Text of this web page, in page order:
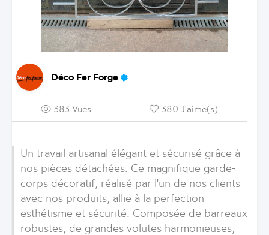
Déco Fer Forge
383 Vues 380 J'aime(s)
Un travail artisanal élégant et sécurisé grâce à
nos pièces détachées. Ce magnifique garde-
corps décoratif, réalisé par l'un de nos clients
avec nos produits, allie à la perfection
esthétisme et sécurité. Composée de barreaux
robustes, de grandes volutes harmonieuses,